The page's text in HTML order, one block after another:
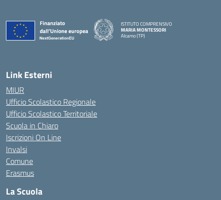
ISTITUTO COMPRENSIVO
MARIA MONTESSORI
Alcamo (TP)
Link Esterni
MIUR
Ufficio Scolastico Regionale
Ufficio Scolastico Territoriale
Scuola in Chiaro
Iscrizioni On Line
Invalsi
Comune
Erasmus
La Scuola